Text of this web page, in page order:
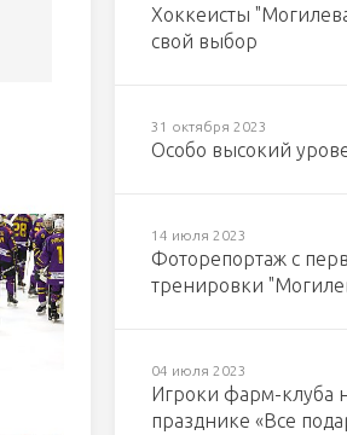
Хоккеисты
свой выбор
31 октября 2023
Особо высокий
14 июля 2023
Фоторепортаж с
тренировки
04 июля 2023
Игроки фарм-клуба
празднике «Все